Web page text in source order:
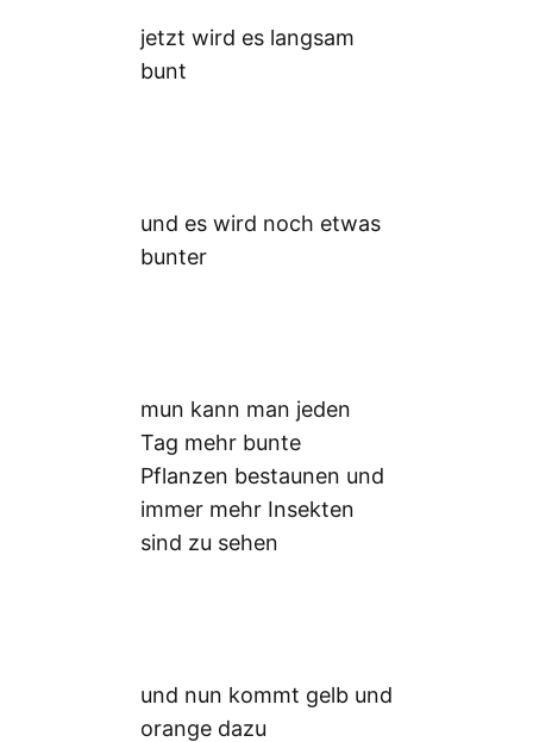
jetzt wird es langsam
bunt
und es wird noch etwas
bunter
mun kann man jeden
Tag mehr bunte
Pflanzen bestaunen und
immer mehr Insekten
sind zu sehen
und nun kommt gelb und
orange dazu